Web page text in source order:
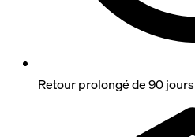
Retour prolongé de 90 jours